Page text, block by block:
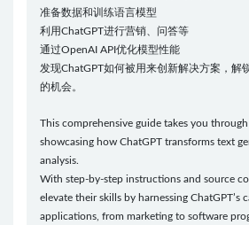
准备数据和训练语言模型
利用ChatGPT进行营销、问答等
通过OpenAI API优化模型性能
发现ChatGPT如何被用来创新解决方案，解
的机会。
This comprehensive guide takes you
showcasing how ChatGPT transforms text
analysis.
With step-by-step instructions and source
elevate their skills by harnessing ChatGPT’s
applications, from marketing to software